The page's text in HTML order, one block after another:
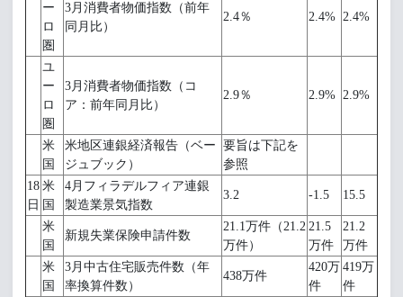
ー
ロ
圏
3月消費者物価指数（前年
同月比）
2.4％ 2.4% 2.4%
ユ
ー
ロ
圏
3月消費者物価指数（コ
ア：前年同月比）
2.9％ 2.9% 2.9%
米
国
米地区連銀経済報告（ベー
ジュブック）
要旨は下記を
参照
18
日
米
国
4月フィラデルフィア連銀
製造業景気指数
3.2 -1.5 15.5
米
国
新規失業保険申請件数
21.1万件（21.2
万件）
21.5
万件
21.2
万件
米
国
3月中古住宅販売件数（年
率換算件数）
438万件
420万
件
419万
件